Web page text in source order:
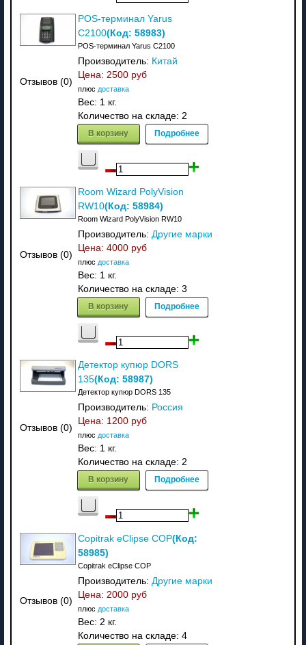
Отзывов (0)
POS-терминал Yarus
C2100(Код: 58983)
POS-терминал Yarus C2100
Производитель: Китай
Цена: 2500 руб
плюс доставка
Вес: 1 кг.
Количество на складе: 2
В корзину Подробнее
Отзывов (0)
Room Wizard PolyVision
RW10(Код: 58984)
Room Wizard PolyVision RW10
Производитель: Другие марки
Цена: 4000 руб
плюс доставка
Вес: 1 кг.
Количество на складе: 3
В корзину Подробнее
Отзывов (0)
Детектор купюр DORS
135(Код: 58987)
Детектор купюр DORS 135
Производитель: Россия
Цена: 1200 руб
плюс доставка
Вес: 1 кг.
Количество на складе: 2
В корзину Подробнее
Отзывов (0)
Copitrak eClipse COP(Код:
58985)
Copitrak eClipse COP
Производитель: Другие марки
Цена: 2000 руб
плюс доставка
Вес: 2 кг.
Количество на складе: 4